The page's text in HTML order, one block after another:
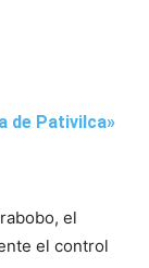
de Pativilca»
el
el control